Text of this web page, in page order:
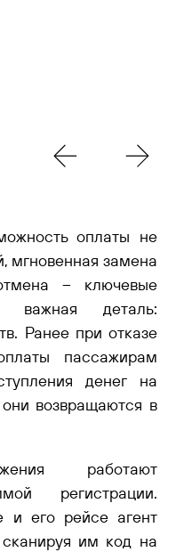
оплаты не
мгновенная замена
– ключевые
деталь:
Ранее при отказе
пассажирам
денег на
возвращаются в
работают
регистрации.
его рейсе агент
им код на